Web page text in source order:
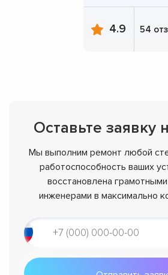
4.9 54
Оставьте заявку
Мы выполним ремонт любой
работоспособность ваших
восстановлена
инженерами в максимально